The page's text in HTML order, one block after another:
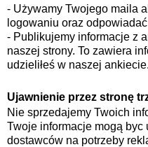
- Używamy Twojego maila
logowaniu oraz
- Publikujemy informacje z
naszej strony. To zawiera
udzieliłeś w naszej ankiecie.
Ujawnienie przez stronę
Nie sprzedajemy Twoich
Twoje informacje mogą byc
dostawców na potrzeby